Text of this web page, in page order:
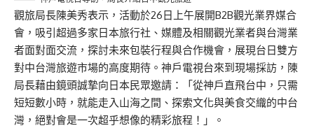
觀旅局長陳美秀表示，活動於26日上午展開B2B觀光業界媒合
會，吸引超過多家日本旅行社、媒體及相關觀光業者與台灣業
者面對面交流，探討未來包裝行程與合作機會，展現台日雙方
對中台灣旅遊市場的高度期待。神戶電視台來到現場採訪，陳
局長藉由鏡頭誠摯向日本民眾邀請：「從神戶直飛台中，只需
短短數小時，就能走入山海之間、探索文化與美食交織的中台
灣，絕對會是一次超乎想像的精彩旅程！」。